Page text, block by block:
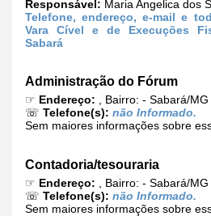
Responsável: Maria Angelica dos
Telefone, endereço, e-mail e
Vara Cível e de Execuções
Sabará
Administração do Fórum
☞ Endereço: , Bairro: - Sabará/
☏ Telefone(s): não Informado.
Sem maiores informações sobre
Contadoria/tesouraria
☞ Endereço: , Bairro: - Sabará/
☏ Telefone(s): não Informado.
Sem maiores informações sobre